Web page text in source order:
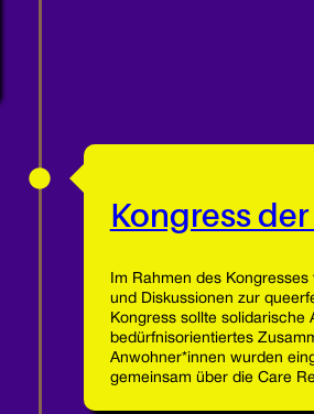
Kongress
Im Rahmen des
und Diskussionen zur
Kongress sollte solidarische
bedürfnisorientiertes
Anwohner*innen wurden
gemeinsam über die Care